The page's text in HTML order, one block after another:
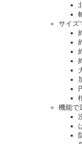
サイズ
機能で